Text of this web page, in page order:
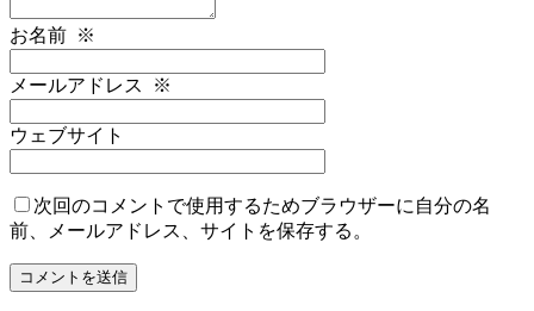
お名前 ※
メールアドレス ※
ウェブサイト
次回のコメントで使用するためブラウザーに自分の名
前、メールアドレス、サイトを保存する。